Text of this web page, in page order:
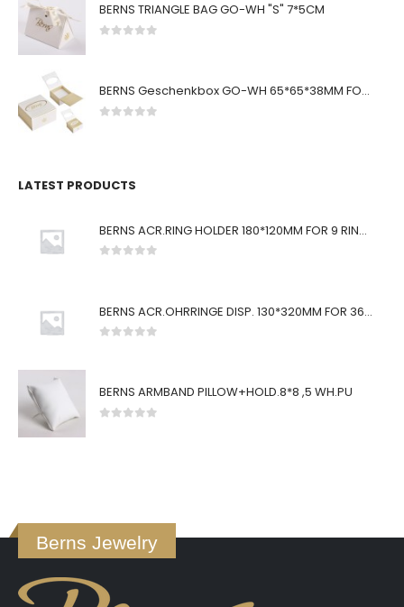
BERNS TRIANGLE BAG GO-WH "S" 7*5CM
BERNS Geschenkbox GO-WH 65*65*38MM FOR SMALL SETS
LATEST PRODUCTS
BERNS ACR.RING HOLDER 180*120MM FOR 9 RINGS
BERNS ACR.OHRRINGE DISP. 130*320MM FOR 36 PAIRS
BERNS ARMBAND PILLOW+HOLD.8*8 ,5 WH.PU
Berns Jewelry